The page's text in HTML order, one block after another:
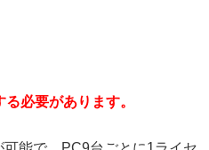
必要があります。